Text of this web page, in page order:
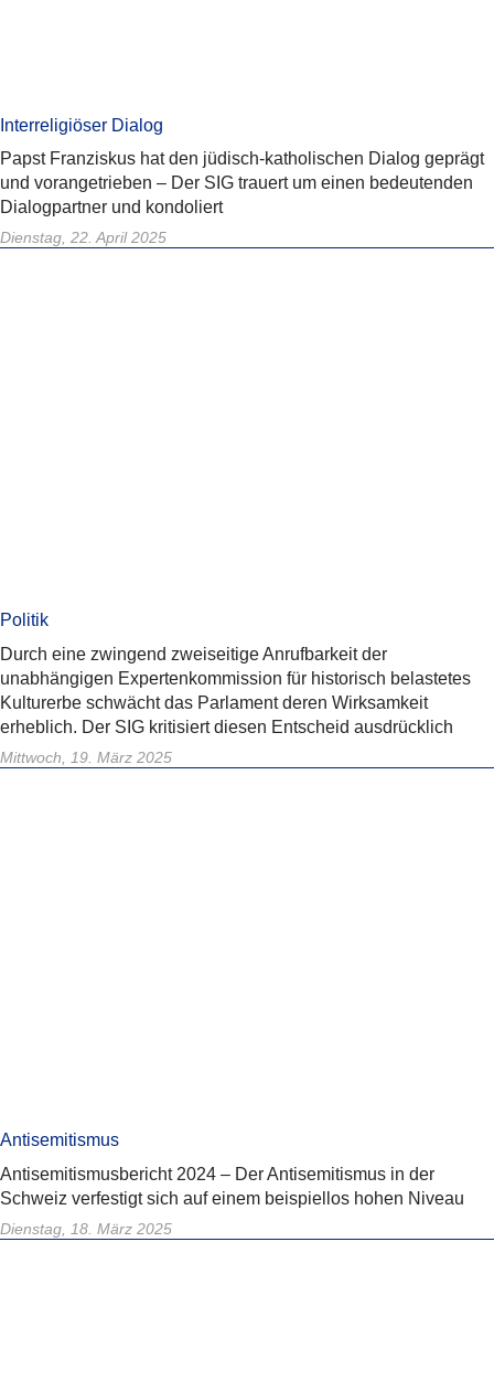
Interreligiöser Dialog
Papst Franziskus hat den jüdisch-katholischen Dialog geprägt
und vorangetrieben – Der SIG trauert um einen bedeutenden
Dialogpartner und kondoliert
Dienstag, 22. April 2025
Politik
Durch eine zwingend zweiseitige Anrufbarkeit der
unabhängigen Expertenkommission für historisch belastetes
Kulturerbe schwächt das Parlament deren Wirksamkeit
erheblich. Der SIG kritisiert diesen Entscheid ausdrücklich
Mittwoch, 19. März 2025
Antisemitismus
Antisemitismusbericht 2024 – Der Antisemitismus in der
Schweiz verfestigt sich auf einem beispiellos hohen Niveau
Dienstag, 18. März 2025